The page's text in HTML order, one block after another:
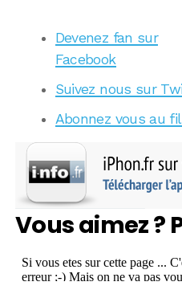
Devenez fan sur
Facebook
Suivez nous sur
Abonnez vous au fil
Vous aimez ?